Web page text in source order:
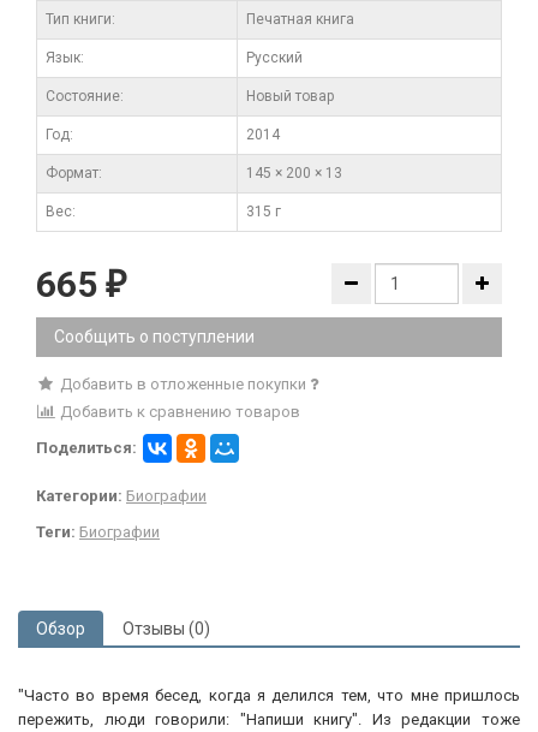
Тип книги: Печатная книга
Язык: Русский
Состояние: Новый товар
Год: 2014
Формат: 145 × 200 × 13
Вес: 315 г
665 ₽
Сообщить о поступлении
Добавить в отложенные покупки
Добавить к сравнению товаров
Поделиться:
Категории: Биографии
Теги: Биографии
Обзор Отзывы (0)
"Часто во время бесед, когда я делился тем, что мне пришлось
пережить, люди говорили: "Напиши книгу". Из редакции тоже